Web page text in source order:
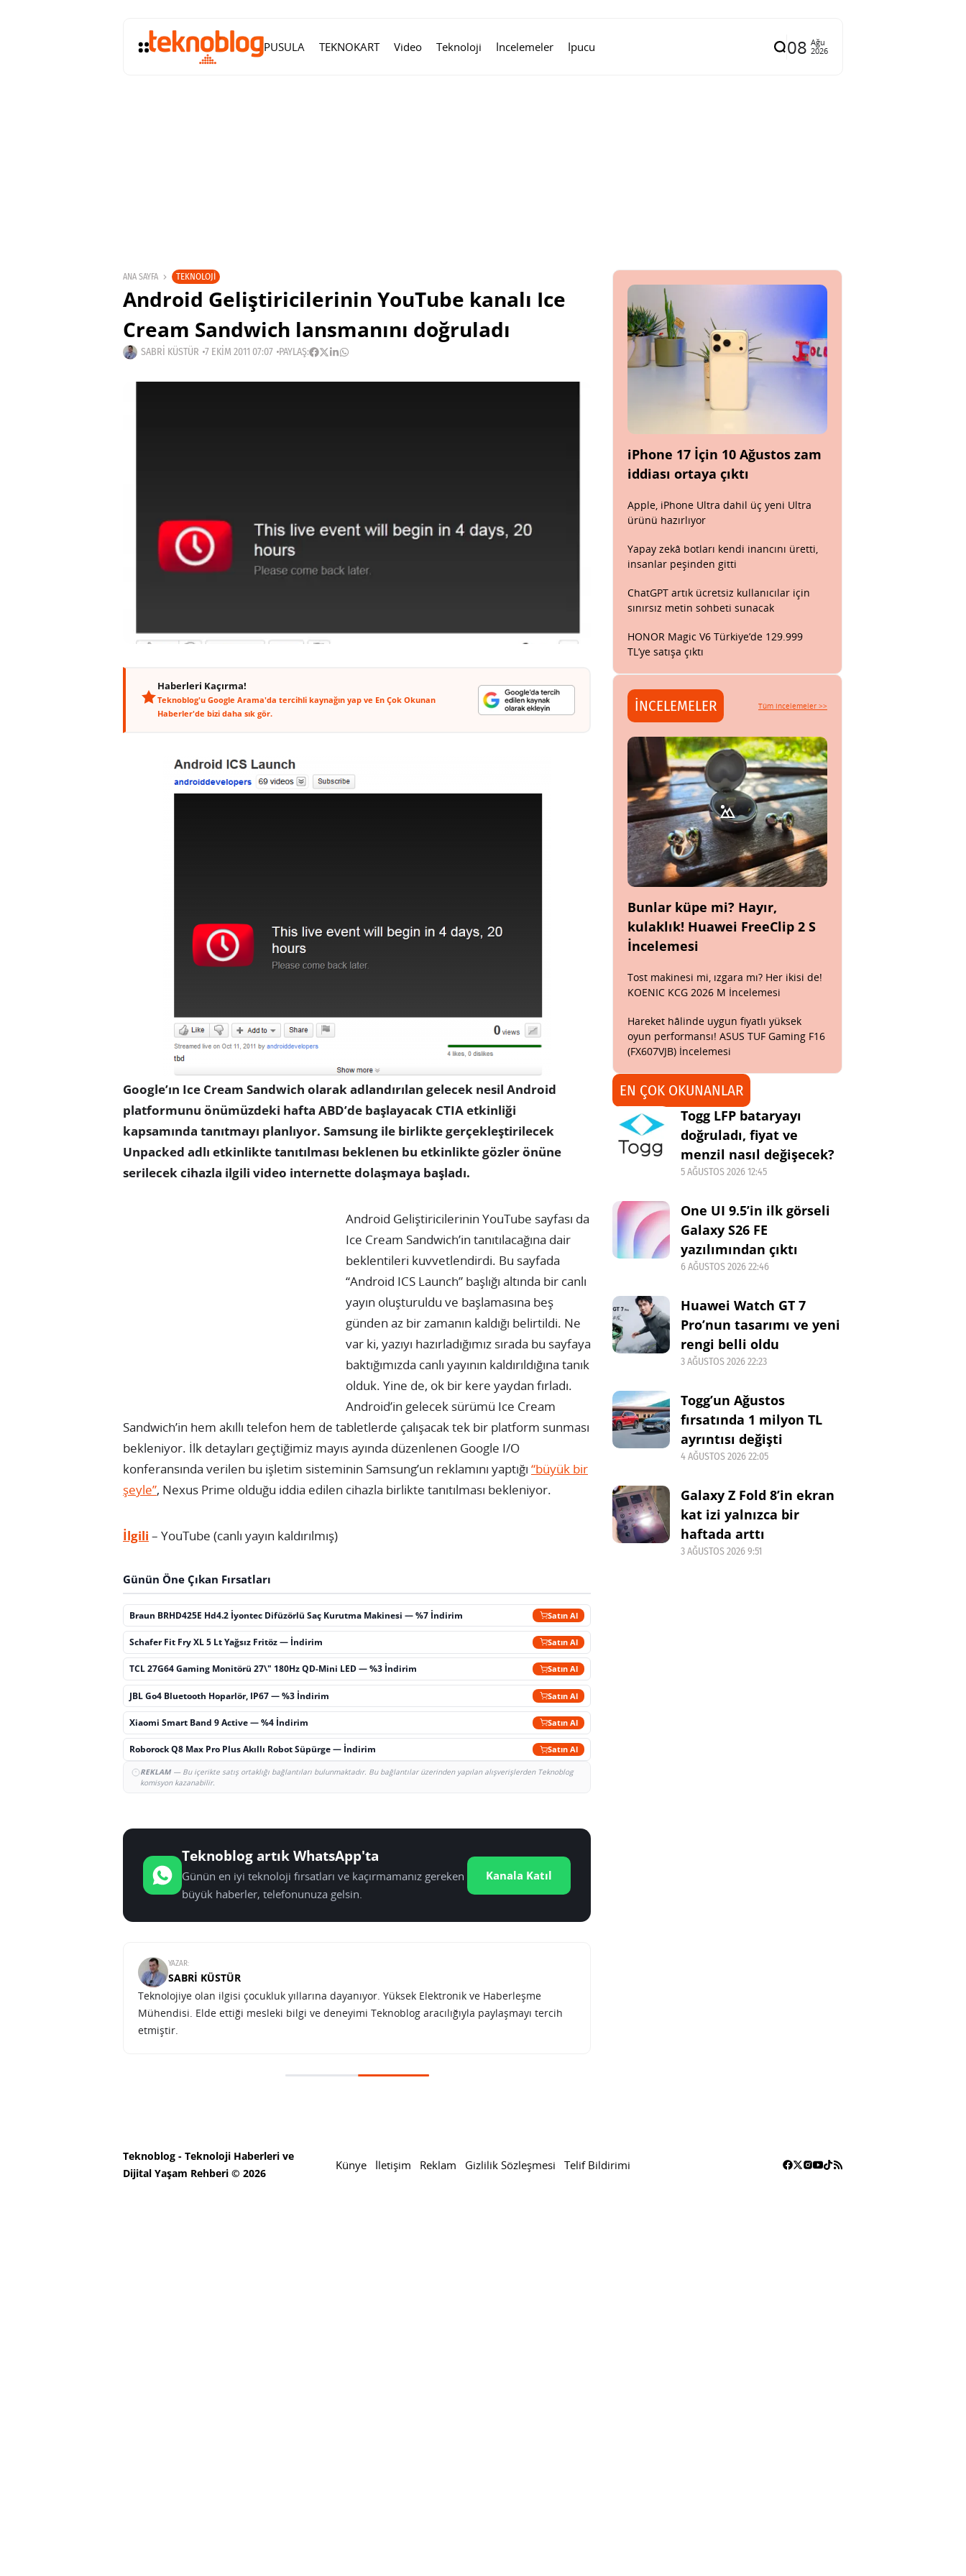
PUSULA TEKNOKART Video Teknoloji İncelemeler İpucu 08 Ağu
2026
ANA SAYFA TEKNOLOJI
Android Geliştiricilerinin YouTube kanalı Ice
Cream Sandwich lansmanını doğruladı
SABRI KÜSTÜR 7 EKIM 2011 07:07 PAYLAŞ:
Haberleri Kaçırma!
Teknoblog'u Google Arama'da tercihli kaynağın yap ve En Çok Okunan
Haberler'de bizi daha sık gör.
Google’ın Ice Cream Sandwich olarak adlandırılan gelecek nesil Android
platformunu önümüzdeki hafta ABD’de başlayacak CTIA etkinliği
kapsamında tanıtmayı planlıyor. Samsung ile birlikte gerçekleştirilecek
Unpacked adlı etkinlikte tanıtılması beklenen bu etkinlikte gözler önüne
serilecek cihazla ilgili video internette dolaşmaya başladı.
Android Geliştiricilerinin YouTube sayfası da
Ice Cream Sandwich’in tanıtılacağına dair
beklentileri kuvvetlendirdi. Bu sayfada
“Android ICS Launch” başlığı altında bir canlı
yayın oluşturuldu ve başlamasına beş
günden az bir zamanın kaldığı belirtildi. Ne
var ki, yazıyı hazırladığımız sırada bu sayfaya
baktığımızda canlı yayının kaldırıldığına tanık
olduk. Yine de, ok bir kere yaydan fırladı.
Android’in gelecek sürümü Ice Cream
Sandwich’in hem akıllı telefon hem de tabletlerde çalışacak tek bir platform sunması
bekleniyor. İlk detayları geçtiğimiz mayıs ayında düzenlenen Google I/O
konferansında verilen bu işletim sisteminin Samsung’un reklamını yaptığı “büyük bir
şeyle”, Nexus Prime olduğu iddia edilen cihazla birlikte tanıtılması bekleniyor.
İlgili – YouTube (canlı yayın kaldırılmış)
Günün Öne Çıkan Fırsatları
Braun BRHD425E Hd4.2 İyontec Difüzörlü Saç Kurutma Makinesi — %7 İndirim Satın Al
Schafer Fit Fry XL 5 Lt Yağsız Fritöz — İndirim Satın Al
TCL 27G64 Gaming Monitörü 27\" 180Hz QD-Mini LED — %3 İndirim Satın Al
JBL Go4 Bluetooth Hoparlör, IP67 — %3 İndirim Satın Al
Xiaomi Smart Band 9 Active — %4 İndirim Satın Al
Roborock Q8 Max Pro Plus Akıllı Robot Süpürge — İndirim Satın Al
REKLAM— Bu içerikte satış ortaklığı bağlantıları bulunmaktadır. Bu bağlantılar üzerinden yapılan alışverişlerden Teknoblog
komisyon kazanabilir.
Teknoblog artık WhatsApp'ta
Günün en iyi teknoloji fırsatları ve kaçırmamanız gereken
büyük haberler, telefonunuza gelsin.
Kanala Katıl
YAZAR:
SABRI KÜSTÜR
Teknolojiye olan ilgisi çocukluk yıllarına dayanıyor. Yüksek Elektronik ve Haberleşme
Mühendisi. Elde ettiği mesleki bilgi ve deneyimi Teknoblog aracılığıyla paylaşmayı tercih
etmiştir.
HTC üçüncü çeyrek finans raporunu açıkladı,
net kâr yüzde 68 arttı
iPhone 17 İçin 10 Ağustos zam
iddiası ortaya çıktı
Apple, iPhone Ultra dahil üç yeni Ultra
ürünü hazırlıyor
Yapay zekâ botları kendi inancını üretti,
insanlar peşinden gitti
ChatGPT artık ücretsiz kullanıcılar için
sınırsız metin sohbeti sunacak
HONOR Magic V6 Türkiye’de 129.999
TL’ye satışa çıktı
İNCELEMELER Tüm incelemeler >>
Bunlar küpe mi? Hayır,
kulaklık! Huawei FreeClip 2 S
İncelemesi
Tost makinesi mi, ızgara mı? Her ikisi de!
KOENIC KCG 2026 M İncelemesi
Hareket hâlinde uygun fiyatlı yüksek
oyun performansı! ASUS TUF Gaming F16
(FX607VJB) İncelemesi
EN ÇOK OKUNANLAR
Togg LFP bataryayı
doğruladı, fiyat ve
menzil nasıl değişecek?
5 AĞUSTOS 2026 12:45
One UI 9.5’in ilk görseli
Galaxy S26 FE
yazılımından çıktı
6 AĞUSTOS 2026 22:46
Huawei Watch GT 7
Pro’nun tasarımı ve yeni
rengi belli oldu
3 AĞUSTOS 2026 22:23
Togg’un Ağustos
fırsatında 1 milyon TL
ayrıntısı değişti
4 AĞUSTOS 2026 22:05
Galaxy Z Fold 8’in ekran
kat izi yalnızca bir
haftada arttı
3 AĞUSTOS 2026 9:51